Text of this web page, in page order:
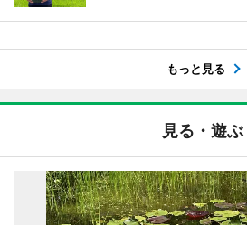
もっと見る
見る・遊ぶ